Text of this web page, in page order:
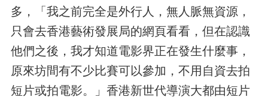
多，「我之前完全是外行人，無人脈無資源，
只會去香港藝術發展局的網頁看看，但在認識
他們之後，我才知道電影界正在發生什麼事，
原來坊間有不少比賽可以參加，不用自資去拍
短片或拍電影。」香港新世代導演大都由短片